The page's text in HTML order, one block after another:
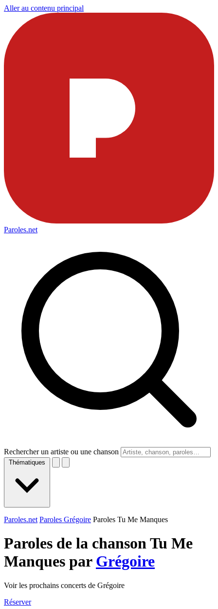
Aller au contenu principal
Paroles.net
Rechercher un artiste ou une chanson
Thématiques
Paroles.net Paroles Grégoire Paroles Tu Me Manques
Paroles de la chanson Tu Me
Manques par Grégoire
Voir les prochains concerts de Grégoire
Réserver